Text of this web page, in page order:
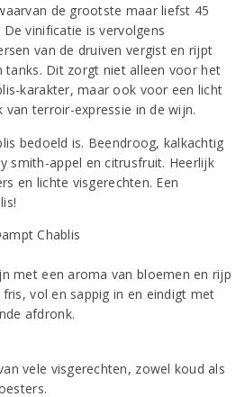
de grootste maar liefst 45
vinificatie is vervolgens
van de druiven vergist en rijpt
tanks. Dit zorgt niet alleen voor het
karakter, maar ook voor een licht
terroir-expressie in de wijn.
bedoeld is. Beendroog, kalkachtig
smith-appel en citrusfruit. Heerlijk
en lichte visgerechten. Een
met een aroma van bloemen en rijp
vol en sappig in en eindigt met
afdronk.
vele visgerechten, zowel koud als